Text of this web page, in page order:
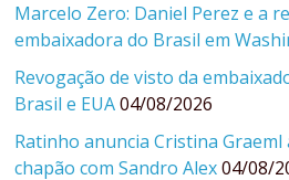
Marcelo Zero: Daniel Perez e a
embaixadora do Brasil em
Revogação de visto da
Brasil e EUA 04/08/2026
Ratinho anuncia Cristina Graeml
chapão com Sandro Alex 04/08/